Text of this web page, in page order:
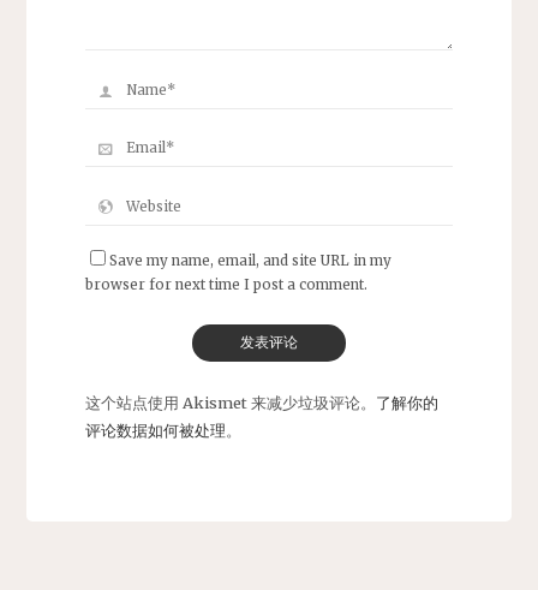
Save my name, email, and site URL in my
browser for next time I post a comment.
这个站点使用 Akismet 来减少垃圾评论。 了解你的
评论数据如何被处理。